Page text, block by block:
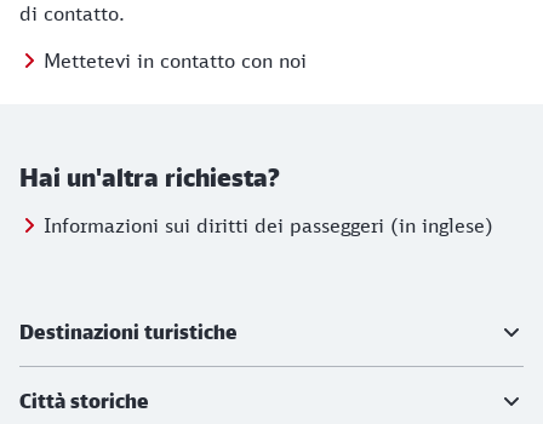
di contatto.
Mettetevi in contatto con noi
Hai un'altra richiesta?
Informazioni sui diritti dei passeggeri (in inglese)
Destinazioni turistiche
Città storiche